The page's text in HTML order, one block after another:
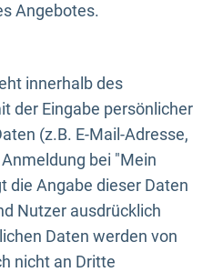
Angebotes.
innerhalb des
der Eingabe persönlicher
(z.B. E-Mail-Adresse,
bei "Mein
die Angabe dieser Daten
Nutzer ausdrücklich
Daten werden von
nicht an Dritte